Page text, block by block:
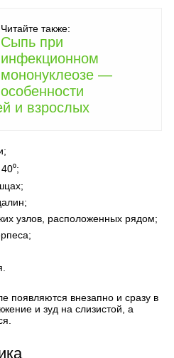
Читайте также:
Сыпь при
инфекционном
мононуклеозе —
особенности
и взрослых
узлов, расположенных рядом;
появляются внезапно и сразу в
и зуд на слизистой, а